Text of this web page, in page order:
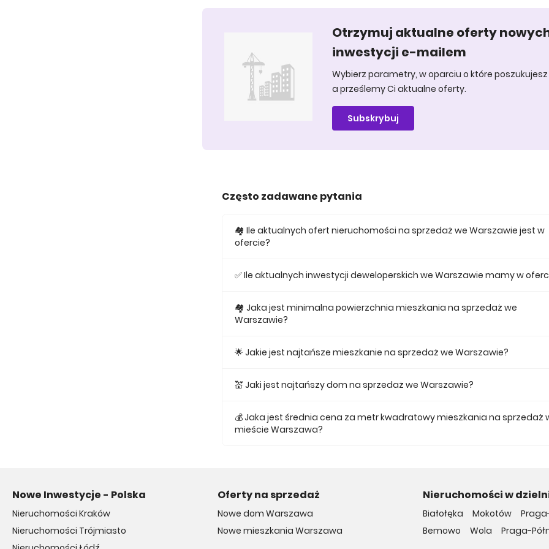
Otrzymuj aktualne oferty
inwestycji e-mailem
Wybierz parametry, w oparciu o które
a prześlemy Ci aktualne oferty.
Subskrybuj
Często zadawane pytania
🏘️ Ile aktualnych ofert nieruchomości na sprzedaż we Warszawie jest w
ofercie?
✅ Ile aktualnych inwestycji deweloperskich we Warszawie mamy w
🏘 Jaka jest minimalna powierzchnia mieszkania na sprzedaż we
Warszawie?
🌟 Jakie jest najtańsze mieszkanie na sprzedaż we Warszawie?
💒 Jaki jest najtańszy dom na sprzedaż we Warszawie?
💰 Jaka jest średnia cena za metr kwadratowy mieszkania na sprzedaż
mieście Warszawa?
Nowe Inwestycje - Polska
Nieruchomości Kraków
Nieruchomości Trójmiasto
Oferty na sprzedaż
Nowe dom Warszawa
Nowe mieszkania Warszawa
Nieruchomości w
Białołęka Mokotów
Bemowo
Wola Praga-